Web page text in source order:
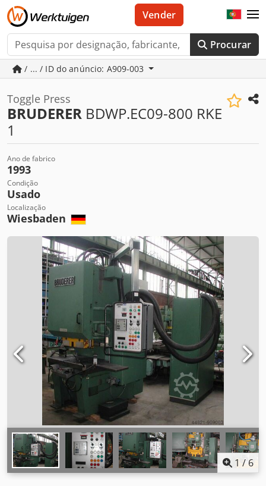
Procurar
Vender
/ ... / ID do anúncio: A909-003
Toggle Press
BRUDERER BDWP.EC09-800 RKE
1
Ano de fabrico
1993
Condição
Usado
Localização
Wiesbaden
1 / 6